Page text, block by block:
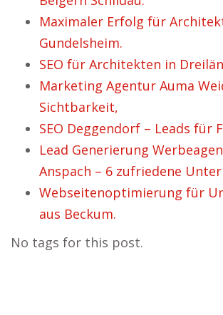
Maximaler Erfolg für
Gundelsheim.
SEO für Architekten in
Marketing Agentur Auma
Sichtbarkeit,
SEO Deggendorf – Leads für
Lead Generierung
Anspach – 6 zufriedene
Webseitenoptimierung für
aus Beckum.
No tags for this post.